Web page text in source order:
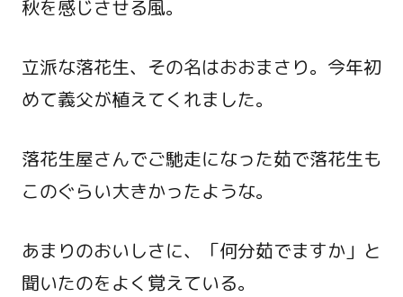
秋を感じさせる風。
立派な落花生、その名はおおまさり。今年初
めて義父が植えてくれました。
落花生屋さんでご馳走になった茹で落花生も
このぐらい大きかったような。
あまりのおいしさに、「何分茹でますか」と
聞いたのをよく覚えている。